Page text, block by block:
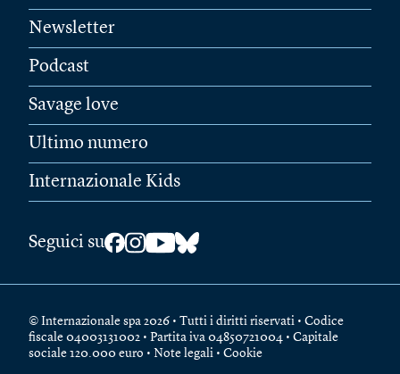
Newsletter
Podcast
Savage love
Ultimo numero
Internazionale Kids
Seguici su
© Internazionale spa 2026 • Tutti i diritti riservati • Codice
fiscale 04003131002 • Partita iva 04850721004 • Capitale
sociale 120.000 euro • Note legali • Cookie